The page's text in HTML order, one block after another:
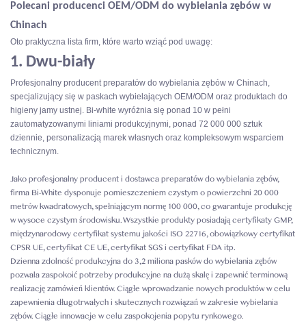
Polecani producenci OEM/ODM do wybielania zębów w
Chinach
Oto praktyczna lista firm, które warto wziąć pod uwagę:
1. Dwu-biały
Profesjonalny producent preparatów do wybielania zębów w Chinach,
specjalizujący się w paskach wybielających OEM/ODM oraz produktach do
higieny jamy ustnej. Bi-white wyróżnia się ponad 10 w pełni
zautomatyzowanymi liniami produkcyjnymi, ponad 72 000 000 sztuk
dziennie, personalizacją marek własnych oraz kompleksowym wsparciem
technicznym.
Jako profesjonalny producent i dostawca preparatów do wybielania zębów,
firma Bi-White dysponuje pomieszczeniem czystym o powierzchni 20 000
metrów kwadratowych, spełniającym normę 100 000, co gwarantuje produkcję
w wysoce czystym środowisku. Wszystkie produkty posiadają certyfikaty GMP,
międzynarodowy certyfikat systemu jakości ISO 22716, obowiązkowy certyfikat
CPSR UE, certyfikat CE UE, certyfikat SGS i certyfikat FDA itp.
Dzienna zdolność produkcyjna do 3,2 miliona pasków do wybielania zębów
pozwala zaspokoić potrzeby produkcyjne na dużą skalę i zapewnić terminową
realizację zamówień klientów. Ciągłe wprowadzanie nowych produktów w celu
zapewnienia długotrwałych i skutecznych rozwiązań w zakresie wybielania
zębów. Ciągłe innowacje w celu zaspokojenia popytu rynkowego.